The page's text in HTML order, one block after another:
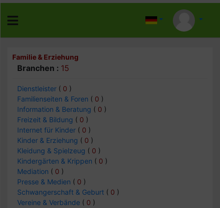
Familie & Erziehung
Branchen : 15
Dienstleister ( 0 )
Familienseiten & Foren ( 0 )
Information & Beratung ( 0 )
Freizeit & Bildung ( 0 )
Internet für Kinder ( 0 )
Kinder & Erziehung ( 0 )
Kleidung & Spielzeug ( 0 )
Kindergärten & Krippen ( 0 )
Mediation ( 0 )
Presse & Medien ( 0 )
Schwangerschaft & Geburt ( 0 )
Vereine & Verbände ( 0 )